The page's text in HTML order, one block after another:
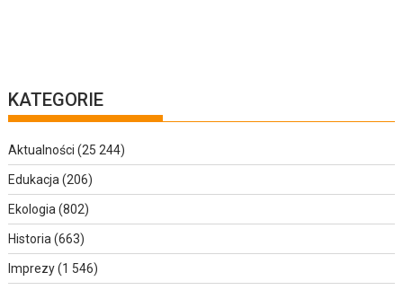
KATEGORIE
Aktualności (25 244)
Edukacja(206)
Ekologia(802)
Historia(663)
Imprezy(1 546)